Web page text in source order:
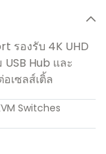
รองรับ 4K UHD
Hub และ
เซลส์เติ้ล
Switches